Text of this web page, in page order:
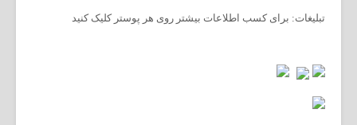
تبلیغات: برای کسب اطلاعات بیشتر روی هر پوستر کلیک کنید